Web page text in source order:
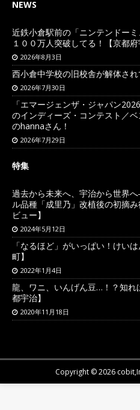
NEWS
近鉄小倉駅前の「ニンテンドー
１００万人突破してる！【京都府
2026年8月3日
西小倉中学校の旧校舎が解体され
2026年7月30日
「エマージェンザ・ジャパン
のインディーズ・コンテスト／
のhannaさん！
2026年7月29日
特集
過去から未来へ、宇治から世界
ル品種「成里乃」改植後の初摘
ビュー】
2024年5月12日
「なるほど」がいっぱい！けい
町】
2022年1月4日
龍、ワニ、いんげん豆…！？知
都宇治】
2020年11月18日
Copyright © 2026